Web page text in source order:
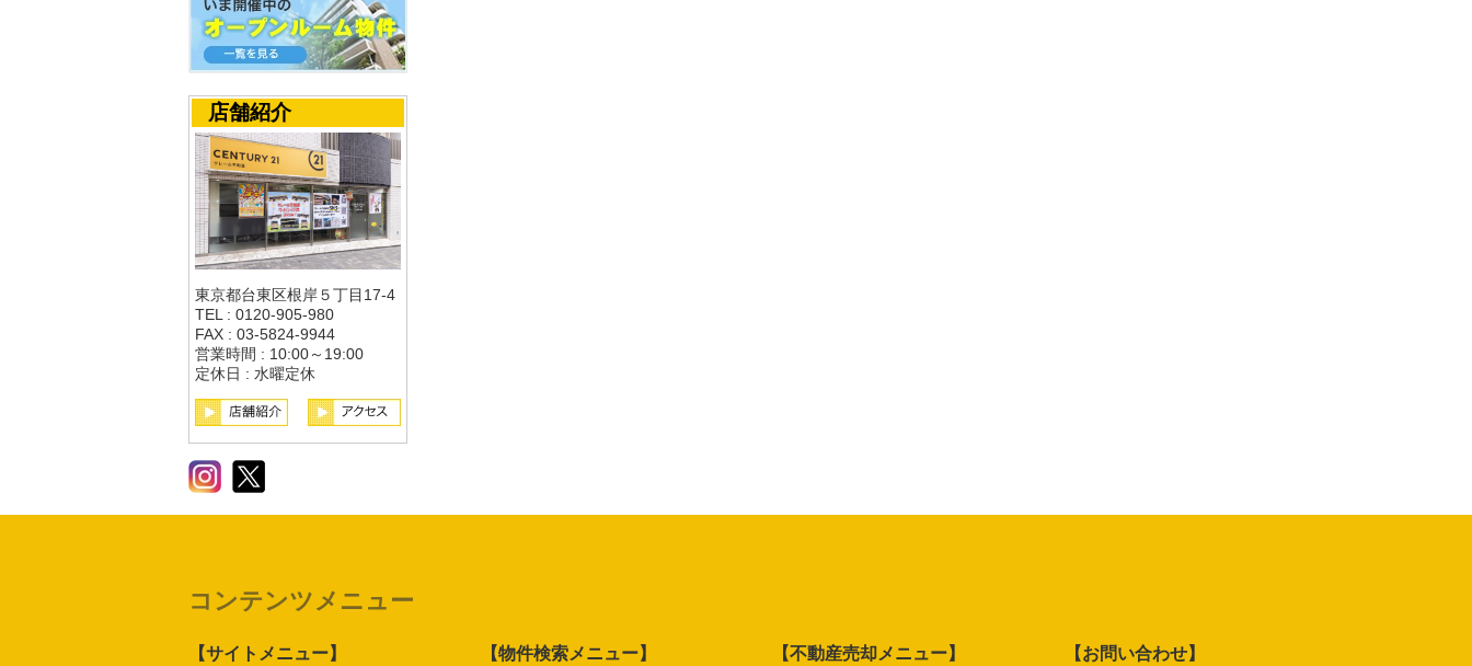
店舗紹介
東京都台東区根岸５丁目17-4
TEL : 0120-905-980
FAX : 03-5824-9944
営業時間 : 10:00～19:00
定休日 : 水曜定休
コンテンツメニュー
【サイトメニュー】
【物件検索メニュー】
【不動産売却メニュー】
【お問い合わせ】